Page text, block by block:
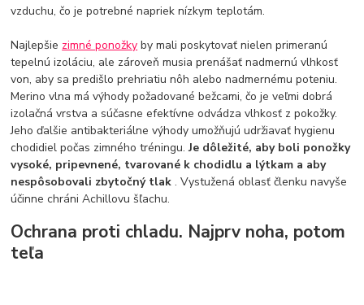
vzduchu, čo je potrebné napriek nízkym teplotám.
Najlepšie zimné ponožky by mali poskytovať nielen primeranú
tepelnú izoláciu, ale zároveň musia prenášať nadmernú vlhkosť
von, aby sa predišlo prehriatiu nôh alebo nadmernému poteniu.
Merino vlna má výhody požadované bežcami, čo je veľmi dobrá
izolačná vrstva a súčasne efektívne odvádza vlhkosť z pokožky.
Jeho ďalšie antibakteriálne výhody umožňujú udržiavať hygienu
chodidiel počas zimného tréningu.Je dôležité, aby boli ponožky
vysoké, pripevnené, tvarované k chodidlu a lýtkam a aby
nespôsobovali zbytočný tlak. Vystužená oblasť členku navyše
účinne chráni Achillovu šľachu.
Ochrana proti chladu. Najprv noha, potom
teľa